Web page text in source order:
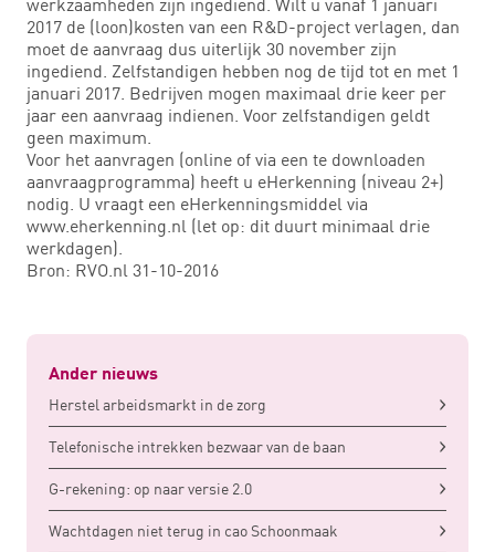
2017 de (loon)kosten van een R&D-project verlagen, dan
moet de aanvraag dus uiterlijk 30 november zijn
ingediend. Zelfstandigen hebben nog de tijd tot en met 1
januari 2017. Bedrijven mogen maximaal drie keer per
jaar een aanvraag indienen. Voor zelfstandigen geldt
geen maximum.
Voor het aanvragen (online of via een te downloaden
aanvraagprogramma) heeft u eHerkenning (niveau 2+)
nodig. U vraagt een eHerkenningsmiddel via
www.eherkenning.nl (let op: dit duurt minimaal drie
werkdagen).
Bron: RVO.nl 31-10-2016
Ander nieuws
Herstel arbeidsmarkt in de zorg
Telefonische intrekken bezwaar van de baan
G-rekening: op naar versie 2.0
Wachtdagen niet terug in cao Schoonmaak